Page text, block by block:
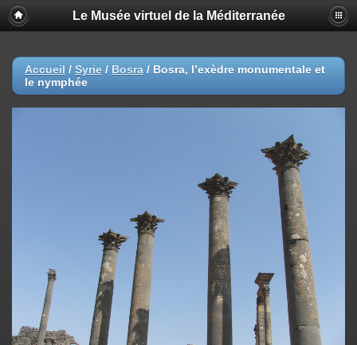
Le Musée virtuel de la Méditerranée
Accueil / Syrie / Bosra / Bosra, l’exèdre monumentale et
le nymphée